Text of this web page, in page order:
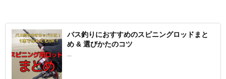
バス釣りにおすすめのスピニングロッドまと
め & 選びかたのコツ